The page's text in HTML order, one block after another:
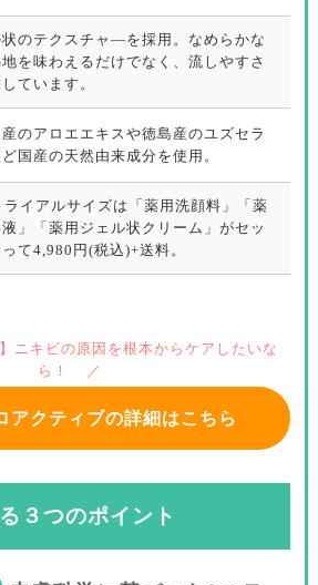
状のテクスチャ―を採用。なめらかな
を味わえるだけでなく、流しやすさ
ています。
のアロエエキスや徳島産のユズセラ
ど国産の天然由来成分を使用。
ライアルサイズは「薬用洗顔料」「薬
」「薬用ジェル状クリーム」がセッ
って4,980円(税込)+送料。
ニキビの原因を根本からケアしたいな
ら！
アクティブの詳細はこちら
３つのポイント